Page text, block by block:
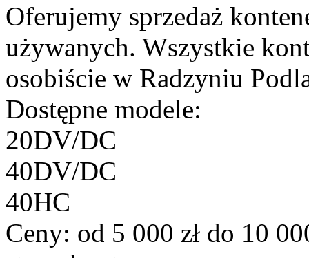
Oferujemy sprzedaż
używanych. Wszystkie
osobiście w Radzyniu
Dostępne modele:
20DV/DC
40DV/DC
40HC
Ceny: od 5 000 zł do 10